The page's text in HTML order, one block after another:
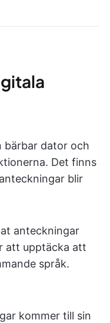
bärbar dator och
Det finns
blir
anteckningar
att upptäcka att
språk.
kommer till sin